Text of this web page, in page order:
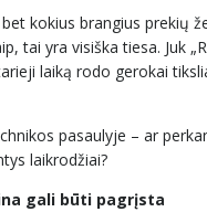
kokius brangius prekių
tai yra visiška tiesa. Juk
laiką rodo gerokai
pasaulyje – ar
laikrodžiai?
gali būti pagrįsta